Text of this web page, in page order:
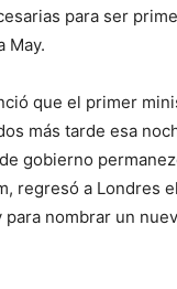
para ser
May.
que el primer
más tarde esa
gobierno
regresó a Londres
nombrar un